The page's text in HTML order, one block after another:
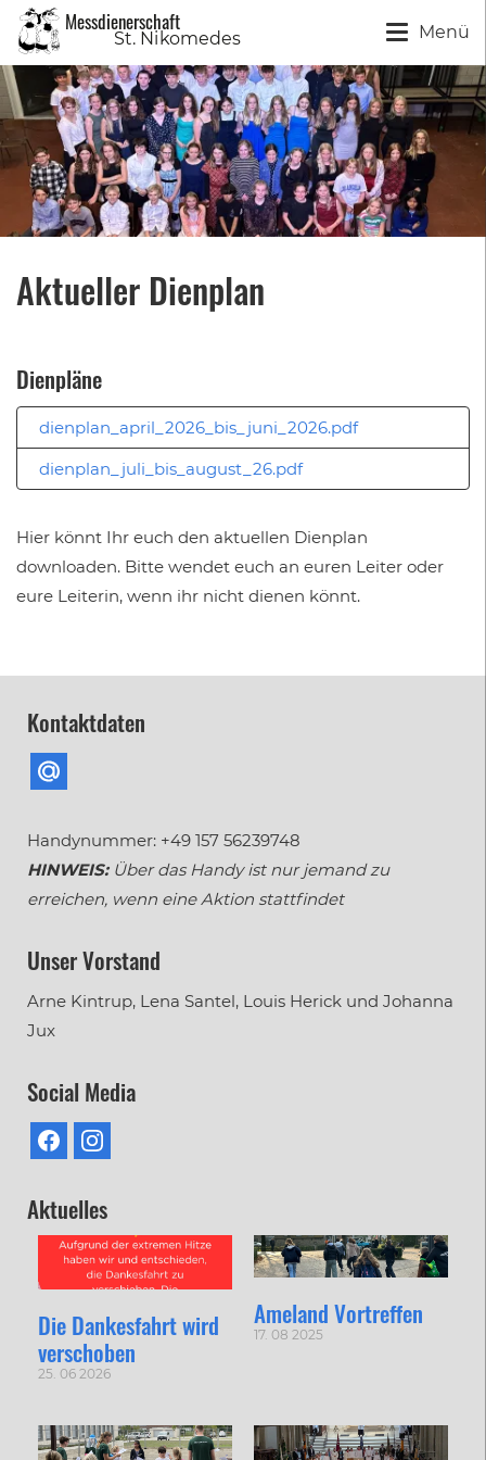
Messdienerschaft
St. Ni komedes Menü
Aktueller Dienplan
Dienpläne
dienplan_april_2026_bis_juni_2026.pdf
dienplan_juli_bis_august_26.pdf
Hier könnt Ihr euch den aktuellen Dienplan
downloaden. Bitte wendet euch an euren Leiter oder
eure Leiterin, wenn ihr nicht dienen könnt.
Kontaktdaten
Handynummer: +49 157 56239748
HINWEIS: Über das Handy ist nur jemand zu
erreichen, wenn eine Aktion stattfindet
Unser Vorstand
Arne Kintrup, Lena Santel, Louis Herick und Johanna
Jux
Social Media
Aktuelles
Die Dankesfahrt wird
verschoben
25. 06 2026
Ameland Vortreffen
17. 08 2025